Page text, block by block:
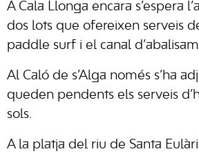
A Cala Llonga encara s’espera
dos lots que ofereixen serveis
paddle surf i el canal
Al Caló de s’Alga només s’ha
queden pendents els serveis
sols.
A la platja del riu de Santa